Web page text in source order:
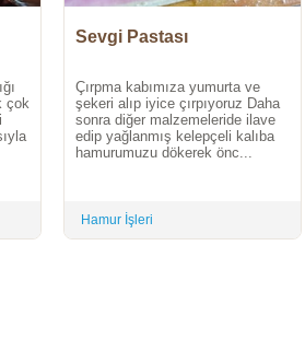
çok
Sevgi Pastası
Çırpma kabımıza yumurta ve
şekeri alıp iyice çırpıyoruz Daha
sonra diğer malzemeleride ilave
edip yağlanmış kelepçeli kalıba
hamurumuzu dökerek önc...
Hamur İşleri